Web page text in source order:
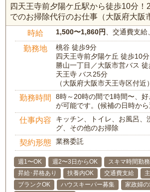
四天王寺前夕陽ケ丘駅から徒歩10分！
でのお掃除代行のお仕事（大阪府大阪
時給 1,500〜1,860円 、交通費支
勤務地
桃谷 徒歩9分
四天王寺前夕陽ケ丘 徒歩10分
勝山一丁目／大阪市営バス
天王寺 バス25分
（大阪府大阪市天王寺区付近）
勤務時間
8時～20時の間で1時間〜、好
が可能です。(候補の日時か
仕事内容
キッチン、トイレ、お風呂、
グ、その他のお掃除
契約形態 業務委託
週1〜OK 週2〜3日からOK スキマ時間勤
昇給･昇格あり
扶養内OK 交通費支給
ブランクOK
ハウスキーパー募集
家政婦の